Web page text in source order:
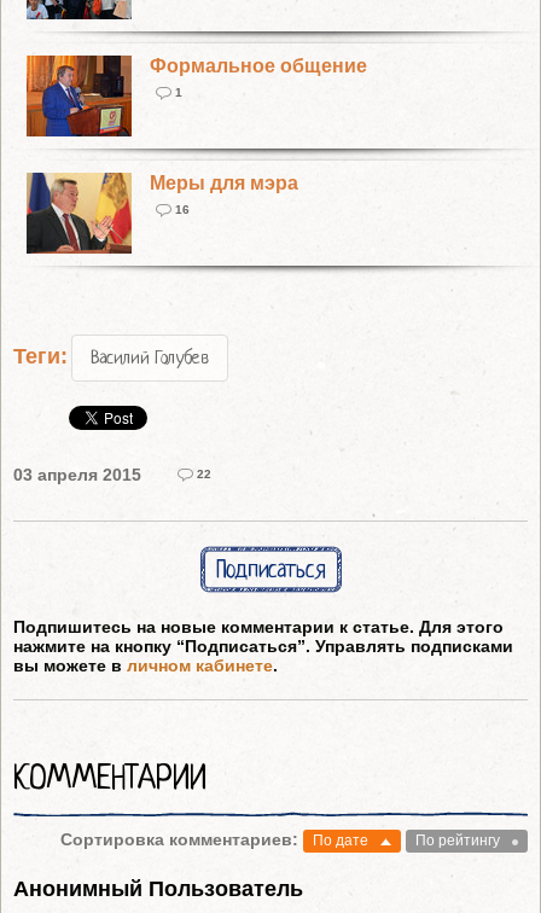
Формальное общение
1
Меры для мэра
16
Теги: Василий Голубев
03 апреля 2015 22
Подписаться
Подпишитесь на новые комментарии к статье. Для этого
нажмите на кнопку “Подписаться”. Управлять подписками
вы можете в личном кабинете.
КОММЕНТАРИИ
Сортировка комментариев: По дате По рейтингу
Анонимный Пользователь